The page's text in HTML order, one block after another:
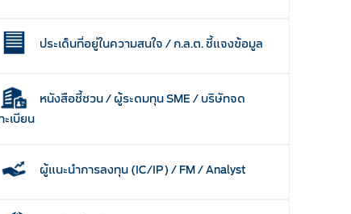
ประเด็นที่อยู่ในความสนใจ / ก.ล.ต. ชี้แจงข้อมูล
หนังสือชี้ชวน / ผู้ระดมทุน SME / บริษัทจด
ะเบียน
ผู้แนะนำการลงทุน (IC/IP) / FM / Analyst